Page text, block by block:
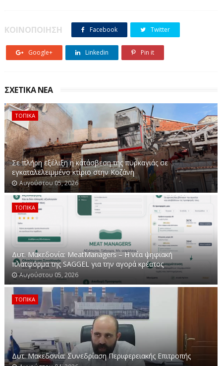
δικογραφία που σχηματίσθηκε σε βάρος του, θα
υποβληθεί στην Εισαγγελέα Πλημμελειοδικών Κοζάνης.
www.ertnews.gr
ΚΟΙΝΟΠΟΙΗΣΗ Facebook Twitter
Google+ Linkedin Pin it
ΣΧΕΤΙΚΑ ΝΕΑ
ΤΟΠΙΚΑ
Σε πλήρη εξέλιξη η κατάσβεση της πυρκαγιάς σε
εγκαταλελειμμένο κτίριο στην Κοζάνη
Αυγούστου 05, 2026
ΤΟΠΙΚΑ
Δυτ. Μακεδονία: MeatManagers – H νέα ψηφιακή
πλατφόρμα της SAGGEL για την αγορά κρέατος
Αυγούστου 05, 2026
ΤΟΠΙΚΑ
Δυτ. Μακεδονία: Συνεδρίαση Περιφερειακής Επιτροπής